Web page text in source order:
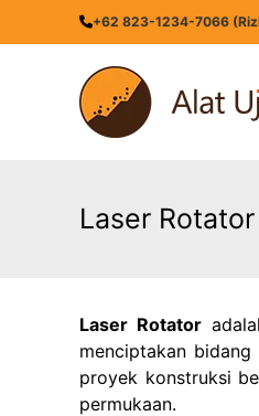
to
+62 823-1234-7066
DISTRIBUTOR
INSTRUMENT
MONITORING
GEOTEKNIK
Laser Rotator
Laser Rotator
menciptakan
proyek konstruksi
permukaan.